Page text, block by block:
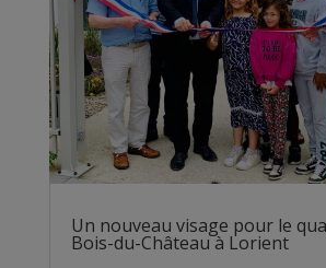
Un nouveau visage pour le
Bois-du-Château à Lorient